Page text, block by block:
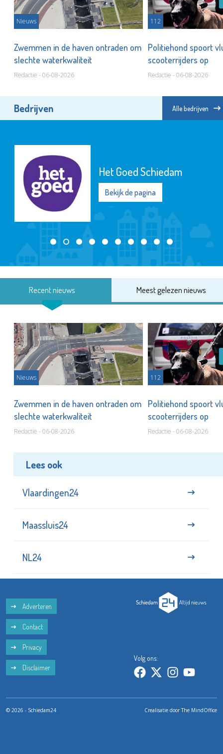
Nieuws
Zwemmen in de haven ontraden om
slechte waterkwaliteit
Redactie - 06-08-2026
112
Politiehond spoort
scooterrijders op
Redactie - 06-08-2026
Bedrijven Alle bedrijven
Het Goed Schiedam
Bekijk de pagina
Recent nieuws Meest gelezen nieuws
Nieuws
Zwemmen in de haven ontraden om
slechte waterkwaliteit
Redactie - 06-08-2026
112
Politiehond spoort
scooterrijders op
Redactie - 06-08-2026
Lees ook
Vlaardingen24
Maassluis24
NL24
Adverteren
Contact
Privacy
Disclaimer
Volg ons:
© 2026 - Schiedam24 Crealisatie doorThe MindOffice